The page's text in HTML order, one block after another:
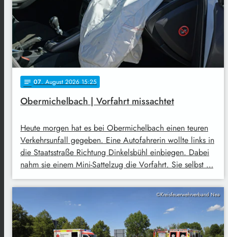
notes 07. August 2026 15:25
Obermichelbach | Vorfahrt missachtet
Heute morgen hat es bei Obermichelbach einen teuren
Verkehrsunfall gegeben. Eine Autofahrerin wollte links in
die Staatsstraße Richtung Dinkelsbühl einbiegen. Dabei
nahm sie einem Mini-Sattelzug die Vorfahrt. Sie selbst …
©Kreisfeuerwehrverband Nea